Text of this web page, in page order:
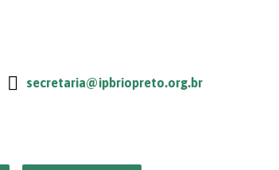
secretaria@ipbriopreto.org.br